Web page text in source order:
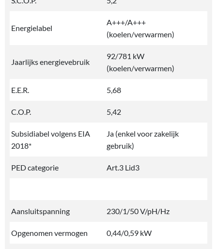
Energielabel
A+++/A+++
(koelen/verwarmen)
Jaarlijks energievebruik
92/781 kW
(koelen/verwarmen)
E.E.R. 5,68
C.O.P. 5,42
Subsidiabel volgens EIA
2018*
Ja (enkel voor zakelijk
gebruik)
PED categorie Art.3 Lid3
Aansluitspanning 230/1/50 V/pH/Hz
Opgenomen vermogen 0,44/0,59 kW